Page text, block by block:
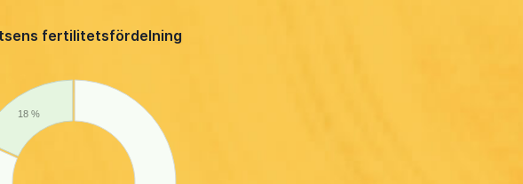
fertilitetsfördelning
18 %